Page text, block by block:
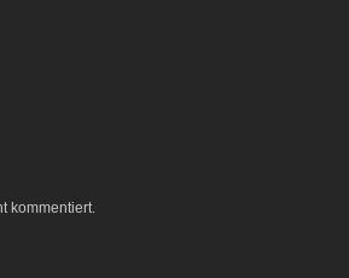
kommentiert.